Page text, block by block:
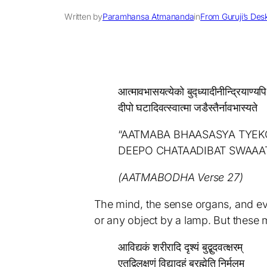
Written byParamhansa AtmanandainFrom Guruji’s
आत्मावभासयत्येको बुद्ध्यादीनीन्द्रियाण्यपि
दीपो घटादिवत्स्वात्मा जडैस्तैर्नावभास्यते
“AATMABA BHAASASYA
DEEPO CHATAADIBAT
(AATMABODHA Verse 27)
The mind, the sense organs, and
or any object by a lamp. But these
आविद्यकं शरीरादि दृश्यं बुद्बुदवत्क्षरम्
एतद्विलक्षणं विद्यादहं ब्रह्मेति निर्मलम्